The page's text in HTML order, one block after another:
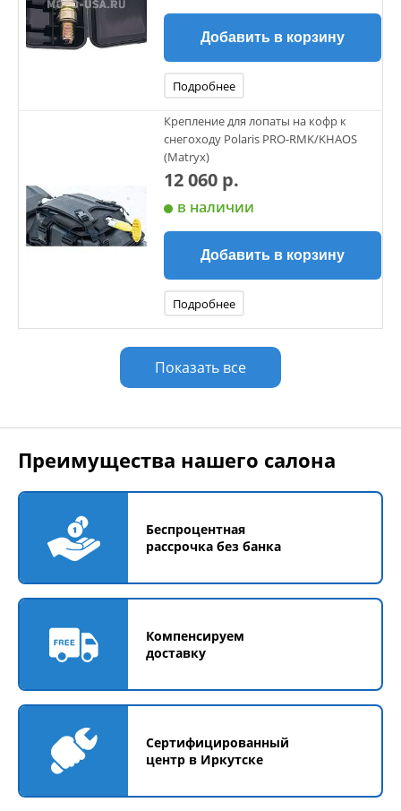
Добавить в корзину
Подробнее
Крепление для лопаты на кофр к
снегоходу Polaris PRO-RMK/KHAOS
(Matryx)
12 060 р.
в наличии
Добавить в корзину
Подробнее
Показать все
Преимущества нашего салона
Беспроцентная
рассрочка без банка
Компенсируем
доставку
Сертифицированный
центр в Иркутске